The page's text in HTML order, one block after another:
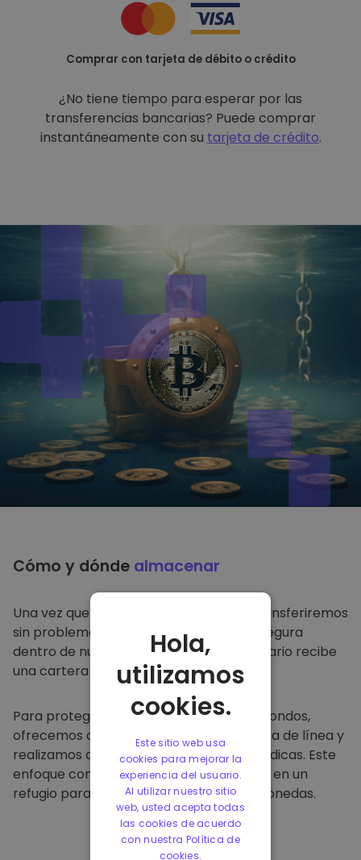
Comprar con tarjeta de débito o crédito
¿No tiene tiempo para esperar por las
transferencias bancarias? Puede comprar
instantáneamente con su tarjeta de crédito.
Cómo y dónde almacenar
Una vez que compre en
, lo transferiremos
sin problemas a su cartera dedicada y segura
dentro de nuestra plataforma. Cada usuario recibe
una cartera individual.
Para proteger a nuestros clientes y sus fondos,
ofrecemos almacenamiento seguro fuera de línea y
realizamos auditorías de seguridad periódicas. Este
enfoque convierte a nuestra plataforma en un
refugio para almacenar y otras criptomonedas.
Hola,
utilizamos
cookies.
Este sitio web usa
cookies para mejorar la
experiencia del usuario.
Al utilizar nuestro sitio
web, usted acepta todas
las cookies de acuerdo
con nuestra Política de
cookies.